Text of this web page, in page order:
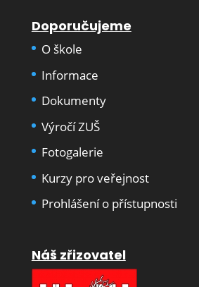
Doporučujeme
O škole
Informace
Dokumenty
Výročí ZUŠ
Fotogalerie
Kurzy pro veřejnost
Prohlášení o přístupnosti
Náš zřizovatel